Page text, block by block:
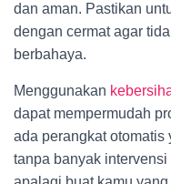
dan aman. Pastikan
dengan cermat agar
berbahaya.
Menggunakan
dapat mempermudah
ada perangkat otomatis
tanpa banyak